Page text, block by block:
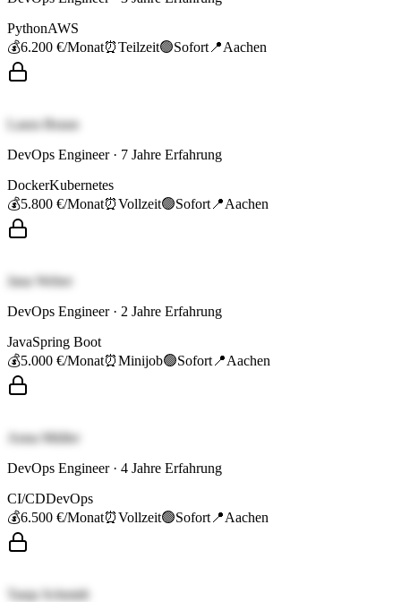
PythonAWS
💰6.200 €/Monat⏰Teilzeit🟢Sofort 📍Aachen
Laura Braun
DevOps Engineer· 7 Jahre Erfahrung
DockerKubernetes
💰5.800 €/Monat⏰Vollzeit🟢Sofort 📍Aachen
Jana Weber
DevOps Engineer· 2 Jahre Erfahrung
JavaSpring Boot
💰5.000 €/Monat⏰Minijob🟢Sofort 📍Aachen
Anna Müller
DevOps Engineer· 4 Jahre Erfahrung
CI/CDDevOps
💰6.500 €/Monat⏰Vollzeit🟢Sofort 📍Aachen
Tanja Schmidt